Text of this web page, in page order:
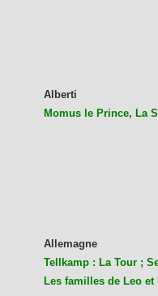
Alberti
Momus le Prince, La
Allemagne
Tellkamp : La Tour ;
Les familles de Leo et